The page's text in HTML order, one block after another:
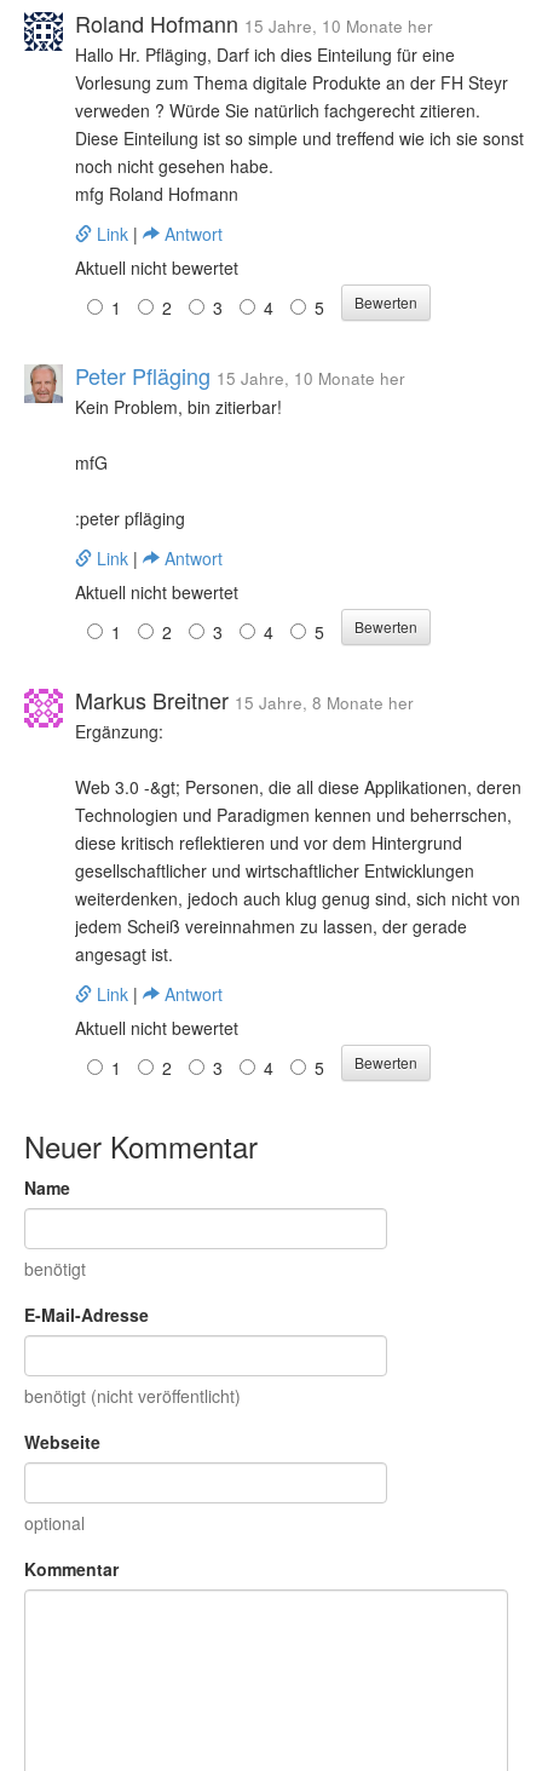
Roland Hofmann 15 Jahre, 10 Monate her
Hallo Hr. Pfläging, Darf ich dies Einteilung für eine
Vorlesung zum Thema digitale Produkte an der FH Steyr
verweden ? Würde Sie natürlich fachgerecht zitieren.
Diese Einteilung ist so simple und treffend wie ich sie sonst
noch nicht gesehen habe.
mfg Roland Hofmann
Link |
Antwort
Aktuell nicht bewertet
1
2 3 4 5
Peter Pfläging 15 Jahre, 10 Monate her
Kein Problem, bin zitierbar!
mfG
:peter pfläging
Link |
Antwort
Aktuell nicht bewertet
1
2 3 4 5
Markus Breitner 15 Jahre, 8 Monate her
Ergänzung:
Web 3.0 -&gt; Personen, die all diese Applikationen, deren
Technologien und Paradigmen kennen und beherrschen,
diese kritisch reflektieren und vor dem Hintergrund
gesellschaftlicher und wirtschaftlicher Entwicklungen
weiterdenken, jedoch auch klug genug sind, sich nicht von
jedem Scheiß vereinnahmen zu lassen, der gerade
angesagt ist.
Link |
Antwort
Aktuell nicht bewertet
1
2 3 4 5
Neuer Kommentar
Name
benötigt
E-Mail-Adresse
benötigt (nicht veröffentlicht)
Webseite
optional
Kommentar